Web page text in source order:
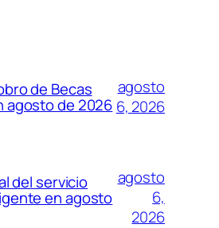
de Becas
agosto de 2026
agosto
6, 2026
del servicio
en agosto
agosto
6,
2026